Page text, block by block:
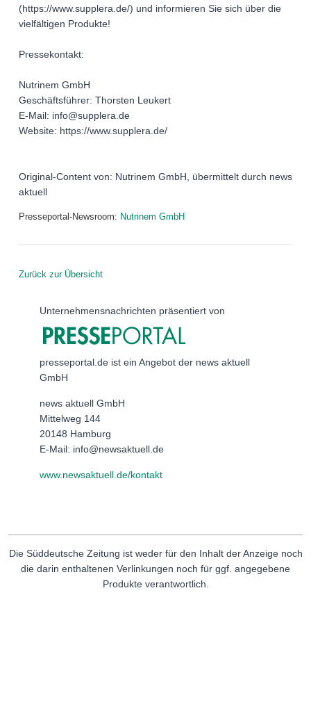
(https://www.supplera.de/) und informieren Sie sich über die
vielfältigen Produkte!
Pressekontakt:
Nutrinem GmbH
Geschäftsführer: Thorsten Leukert
E-Mail: info@supplera.de
Website: https://www.supplera.de/
Original-Content von: Nutrinem GmbH, übermittelt durch news
aktuell
Presseportal-Newsroom: Nutrinem GmbH
Zurück zur Übersicht
Unternehmensnachrichten präsentiert von
presseportal.de ist ein Angebot der news aktuell
GmbH
news aktuell GmbH
Mittelweg 144
20148 Hamburg
E-Mail: info@newsaktuell.de
www.newsaktuell.de/kontakt
Die Süddeutsche Zeitung ist weder für den Inhalt der Anzeige noch
die darin enthaltenen Verlinkungen noch für ggf. angegebene
Produkte verantwortlich.